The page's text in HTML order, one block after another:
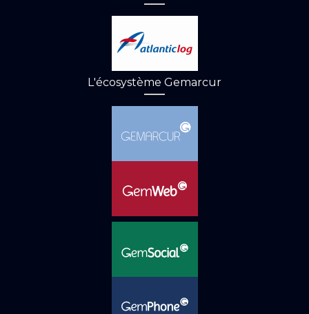
L'écosystème Gemarcur